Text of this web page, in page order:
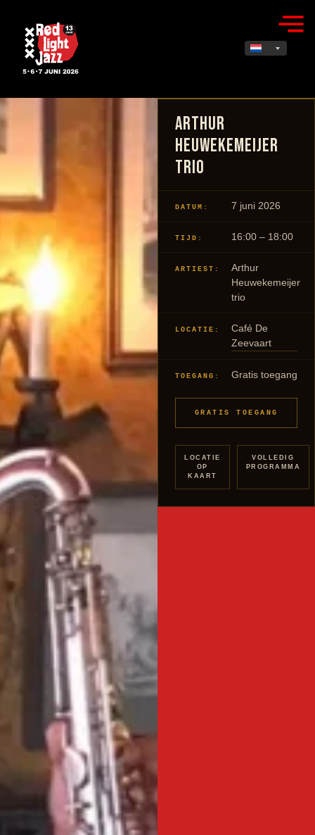
Arthur
Heuwekemeijer
Trio
DATUM: 7 juni 2026
TIJD: 16:00 – 18:00
ARTIEST:
Arthur
Heuwekemeijer
trio
LOCATIE:
Café De
Zeevaart
TOEGANG: Gratis toegang
GRATIS TOEGANG
LOCATIE
OP
KAART
VOLLEDIG
PROGRAMMA